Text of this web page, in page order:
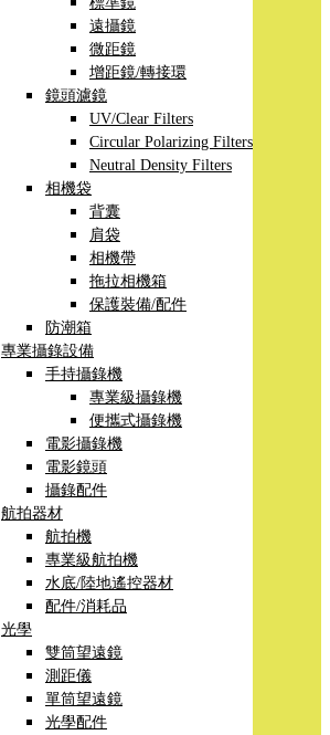
遠攝鏡
微距鏡
增距鏡/轉接環
鏡頭濾鏡
UV/Clear Filters
Circular Polarizing Filters
Neutral Density Filters
相機袋
背囊
肩袋
相機帶
拖拉相機箱
保護裝備/配件
防潮箱
專業攝錄設備
手持攝錄機
專業級攝錄機
便攜式攝錄機
電影攝錄機
電影鏡頭
攝錄配件
航拍器材
航拍機
專業級航拍機
水底/陸地遙控器材
配件/消耗品
光學
雙筒望遠鏡
測距儀
單筒望遠鏡
光學配件